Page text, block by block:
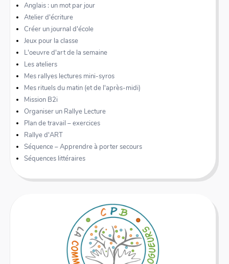
Anglais : un mot par jour
Atelier d'écriture
Créer un journal d'école
Jeux pour la classe
L'oeuvre d'art de la semaine
Les ateliers
Mes rallyes lectures mini-syros
Mes rituels du matin (et de l'après-midi)
Mission B2i
Organiser un Rallye Lecture
Plan de travail – exercices
Rallye d'ART
Séquence – Apprendre à porter secours
Séquences littéraires